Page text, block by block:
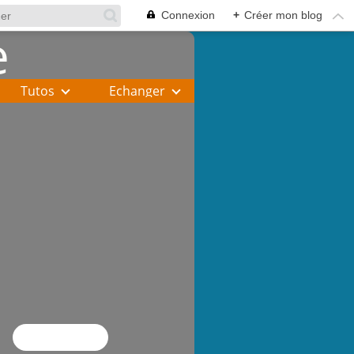
Connexion + Créer mon blog
Tutos Echanger